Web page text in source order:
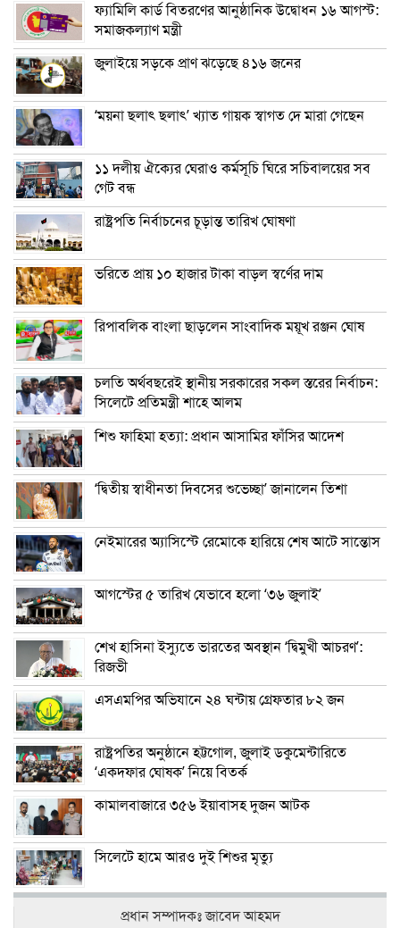
ফ্যামিলি কার্ড বিতরণের আনুষ্ঠানিক উদ্বোধন ১৬ আগস্ট:
সমাজকল্যাণ মন্ত্রী
জুলাইয়ে সড়কে প্রাণ ঝড়েছে ৪১৬ জনের
‘ময়না ছলাৎ ছলাৎ’ খ্যাত গায়ক স্বাগত দে মারা গেছেন
১১ দলীয় ঐক্যের ঘেরাও কর্মসূচি ঘিরে সচিবালয়ের সব
গেট বন্ধ
রাষ্ট্রপতি নির্বাচনের চূড়ান্ত তারিখ ঘোষণা
ভরিতে প্রায় ১০ হাজার টাকা বাড়ল স্বর্ণের দাম
রিপাবলিক বাংলা ছাড়লেন সাংবাদিক ময়ূখ রঞ্জন ঘোষ
চলতি অর্থবছরেই স্থানীয় সরকারের সকল স্তরের নির্বাচন:
সিলেটে প্রতিমন্ত্রী শাহে আলম
শিশু ফাহিমা হত্যা: প্রধান আসামির ফাঁসির আদেশ
‘দ্বিতীয় স্বাধীনতা দিবসের শুভেচ্ছা’ জানালেন তিশা
নেইমারের অ্যাসিস্টে রেমোকে হারিয়ে শেষ আটে সান্তোস
আগস্টের ৫ তারিখ যেভাবে হলো ‘৩৬ জুলাই’
শেখ হাসিনা ইস্যুতে ভারতের অবস্থান ‘দ্বিমুখী আচরণ’:
রিজভী
এসএমপির অভিযানে ২৪ ঘন্টায় গ্রেফতার ৮২ জন
রাষ্ট্রপতির অনুষ্ঠানে হট্টগোল, জুলাই ডকুমেন্টারিতে
‘একদফার ঘোষক’ নিয়ে বিতর্ক
কামালবাজারে ৩৫৬ ইয়াবাসহ দুজন আটক
সিলেটে হামে আরও দুই শিশুর মৃত্যু
প্রধান সম্পাদকঃ জাবেদ আহমদ